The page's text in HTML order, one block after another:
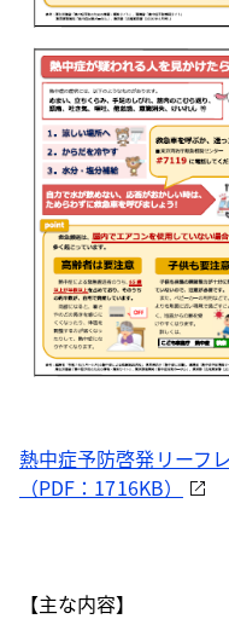
熱中症予防啓発リーフ
（PDF：1716KB）
【主な内容】